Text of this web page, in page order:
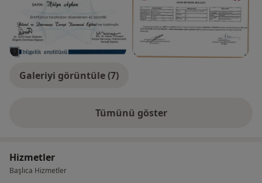
Galeriyi görüntüle (7)
Tümünü gösterdeneyim hakkında
Hizmetler
Başlıca Hizmetler